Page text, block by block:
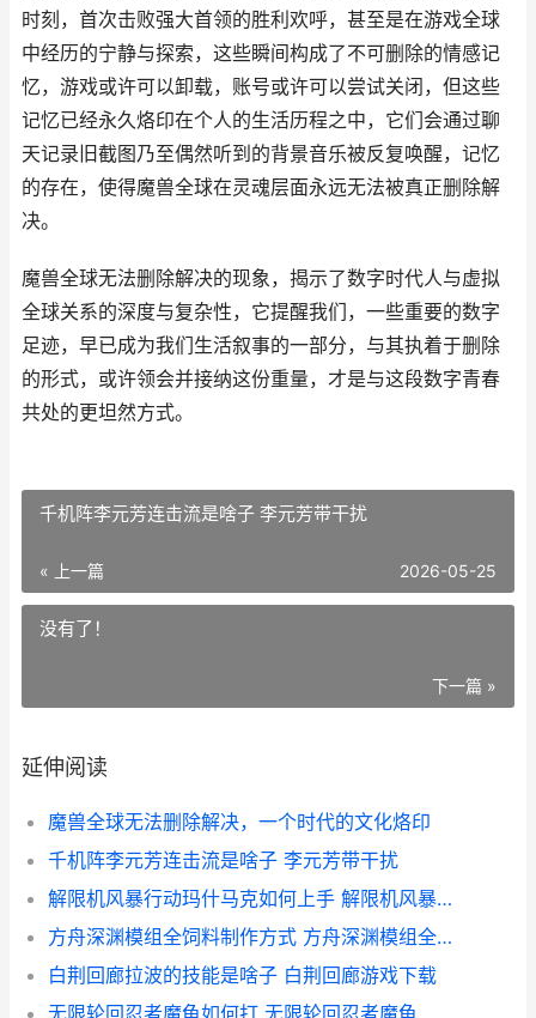
时刻，首次击败强大首领的胜利欢呼，甚至是在游戏全球
中经历的宁静与探索，这些瞬间构成了不可删除的情感记
忆，游戏或许可以卸载，账号或许可以尝试关闭，但这些
记忆已经永久烙印在个人的生活历程之中，它们会通过聊
天记录旧截图乃至偶然听到的背景音乐被反复唤醒，记忆
的存在，使得魔兽全球在灵魂层面永远无法被真正删除解
决。
魔兽全球无法删除解决的现象，揭示了数字时代人与虚拟
全球关系的深度与复杂性，它提醒我们，一些重要的数字
足迹，早已成为我们生活叙事的一部分，与其执着于删除
的形式，或许领会并接纳这份重量，才是与这段数字青春
共处的更坦然方式。
千机阵李元芳连击流是啥子 李元芳带干扰
« 上一篇 2026-05-25
没有了！
下一篇 »
延伸阅读
魔兽全球无法删除解决，一个时代的文化烙印
千机阵李元芳连击流是啥子 李元芳带干扰
解限机风暴行动玛什马克如何上手 解限机风暴行动是pve吗
方舟深渊模组全饲料制作方式 方舟深渊模组全能之魂怎么获得
白荆回廊拉波的技能是啥子 白荆回廊游戏下载
无限轮回忍者魔龟如何打 无限轮回忍者魔龟